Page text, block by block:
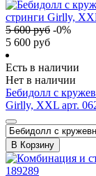
5 600руб -0%
5 600 руб
Есть в наличии
Нет в наличии
Бебидолл с
Girlly, XXL арт.
В Корзину